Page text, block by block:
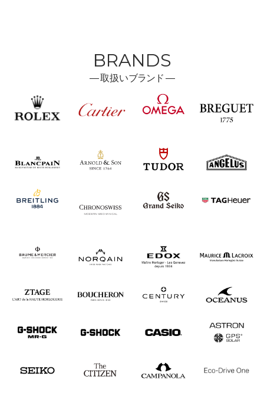
BRANDS
―取扱いブランド ―